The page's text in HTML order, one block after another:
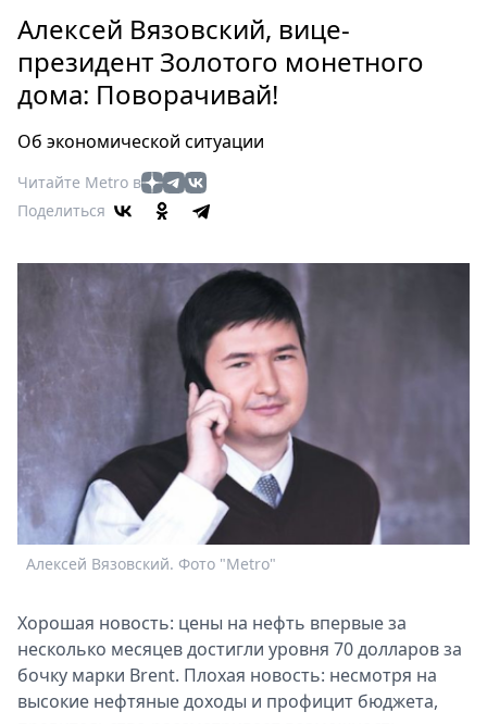
Россия
Мир
Здоровье
Туризм
Мода
Театр
Афиша
Книги
Metro
Стримы
Спецпроекты
Звезды
Выборы
Скачай
Metro
Алексей Вязовский, вице-
президент Золотого монетного
дома: Поворачивай!
Об экономической ситуации
Читайте Metro в
Поделиться
Алексей Вязовский. Фото "Metro"
Хорошая новость: цены на нефть впервые за
несколько месяцев достигли уровня 70 долларов за
бочку марки Brent. Плохая новость: несмотря на
высокие нефтяные доходы и профицит бюджета,